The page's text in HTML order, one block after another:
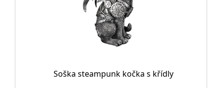
Soška steampunk kočka s křídly